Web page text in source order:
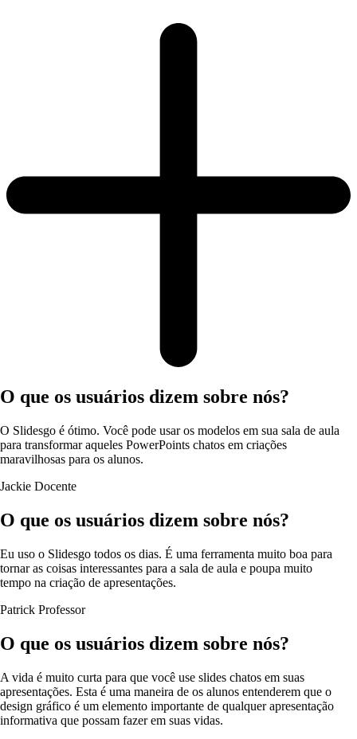
O que os usuários dizem sobre nós?
O Slidesgo é ótimo. Você pode usar os modelos em sua sala de aula
para transformar aqueles PowerPoints chatos em criações
maravilhosas para os alunos.
Jackie Docente
O que os usuários dizem sobre nós?
Eu uso o Slidesgo todos os dias. É uma ferramenta muito boa para
tornar as coisas interessantes para a sala de aula e poupa muito
tempo na criação de apresentações.
Patrick Professor
O que os usuários dizem sobre nós?
A vida é muito curta para que você use slides chatos em suas
apresentações. Esta é uma maneira de os alunos entenderem que o
design gráfico é um elemento importante de qualquer apresentação
informativa que possam fazer em suas vidas.